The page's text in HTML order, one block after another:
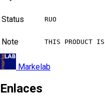
Status RUO
Note THIS PRODUCT
Markelab
Enlaces